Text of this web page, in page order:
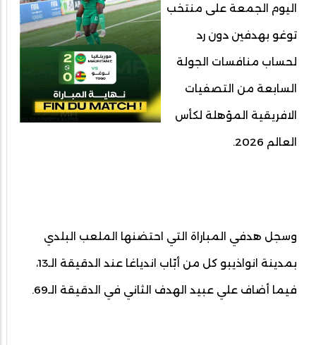
اليوم الجمعة على منتخب
توغو بهدفين دون رد
لحساب منافسات الجولة
السابعة من التصفيات
الافريقية المؤهلة لكأس
العالم 2026.
وسجل هدفي المباراة التي احتضنها الملعب البلدي
بمدينة انواذيبو كل من أبّاب اندياغا عند الدقيقة الـ13،
فيما أضاف علي عبيد الهدف الثاني في الدقيقة الـ69.